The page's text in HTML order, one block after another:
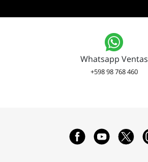
Whatsapp Ventas
+598 98 768 460